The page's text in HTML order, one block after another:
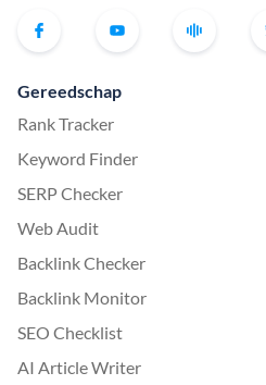
Gereedschap
Rank Tracker
Keyword Finder
SERP Checker
Web Audit
Backlink Checker
Backlink Monitor
SEO Checklist
AI Article Writer